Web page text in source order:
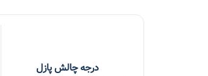
درجه چالش پازل